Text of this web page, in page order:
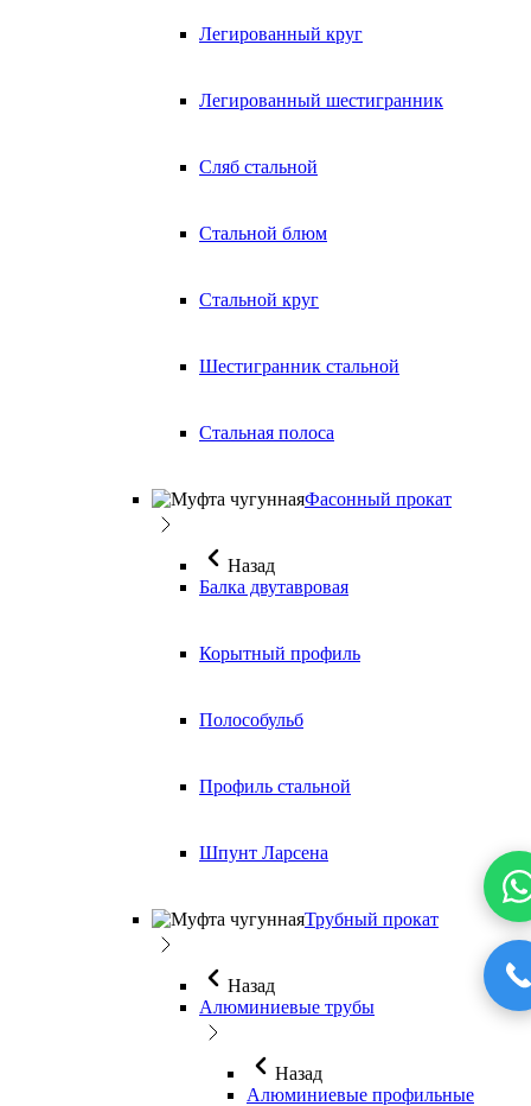
Легированный круг
Легированный шестигранник
Сляб стальной
Стальной блюм
Стальной круг
Шестигранник стальной
Стальная полоса
Фасонный прокат
Назад
Балка двутавровая
Корытный профиль
Полособульб
Профиль стальной
Шпунт Ларсена
Трубный прокат
Назад
Алюминиевые трубы
Назад
Алюминиевые профильные